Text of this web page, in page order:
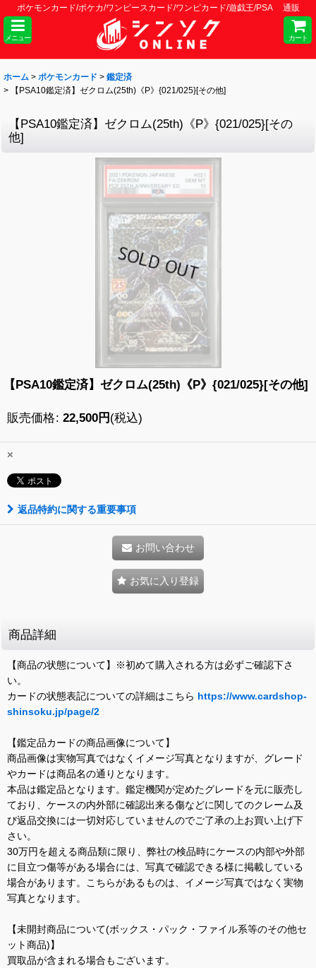
ポケモンカード/ポケカ/ワンピースカード/ワンピカード/遊戯王/PSA 通販
メニュー カート
ホーム > ポケモンカード > 鑑定済
>
【PSA10鑑定済】ゼクロム(25th)《P》{021/025}[その他]
【PSA10鑑定済】ゼクロム(25th)《P》{021/025}[その
他]
【PSA10鑑定済】ゼクロム(25th)《P》{021/025}[その他]
販売価格: 22,500円 (税込)
×
返品特約に関する重要事項
お問い合わせ
お気に入り登録
商品詳細
【商品の状態について】※初めて購入される方は必ずご確認下さ
い。
カードの状態表記についての詳細はこちら https://www.cardshop-
shinsoku.jp/page/2
【鑑定品カードの商品画像について】
商品画像は実物写真ではなくイメージ写真となりますが、グレード
やカードは商品名の通りとなります。
本品は鑑定品となります。鑑定機関が定めたグレードを元に販売し
ており、ケースの内外部に確認出来る傷などに関してのクレーム及
び返品交換には一切対応していませんのでご了承の上お買い上げ下
さい。
30万円を超える商品類に限り、弊社の検品時にケースの内部や外部
に目立つ傷等がある場合には、写真で確認できる様に掲載している
場合があります。こちらがあるものは、イメージ写真ではなく実物
写真となります。
【未開封商品について(ボックス・パック・ファイル系等のその他セ
ット商品)】
買取品が含まれる場合もございます。